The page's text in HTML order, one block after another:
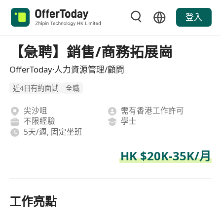
登入
【急聘】銷售/商務拓展崗
OfferToday·人力資源管理/顧問
近4日有約面試 全職
尖沙咀
需有香港工作許可
不限經驗
學士
5天/週, 固定坐班
HK $20K-35K/月
工作亮點